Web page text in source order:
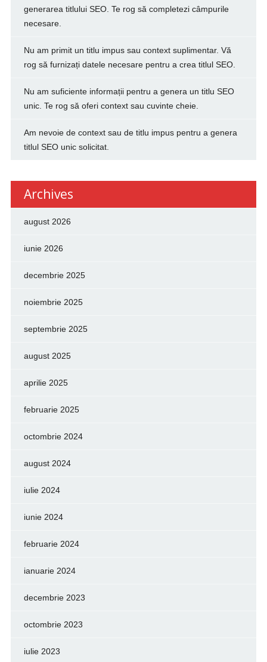
generarea titlului SEO. Te rog să completezi câmpurile
necesare.
Nu am primit un titlu impus sau context suplimentar. Vă
rog să furnizați datele necesare pentru a crea titlul SEO.
Nu am suficiente informații pentru a genera un titlu SEO
unic. Te rog să oferi context sau cuvinte cheie.
Am nevoie de context sau de titlu impus pentru a genera
titlul SEO unic solicitat.
Archives
august 2026
iunie 2026
decembrie 2025
noiembrie 2025
septembrie 2025
august 2025
aprilie 2025
februarie 2025
octombrie 2024
august 2024
iulie 2024
iunie 2024
februarie 2024
ianuarie 2024
decembrie 2023
octombrie 2023
iulie 2023